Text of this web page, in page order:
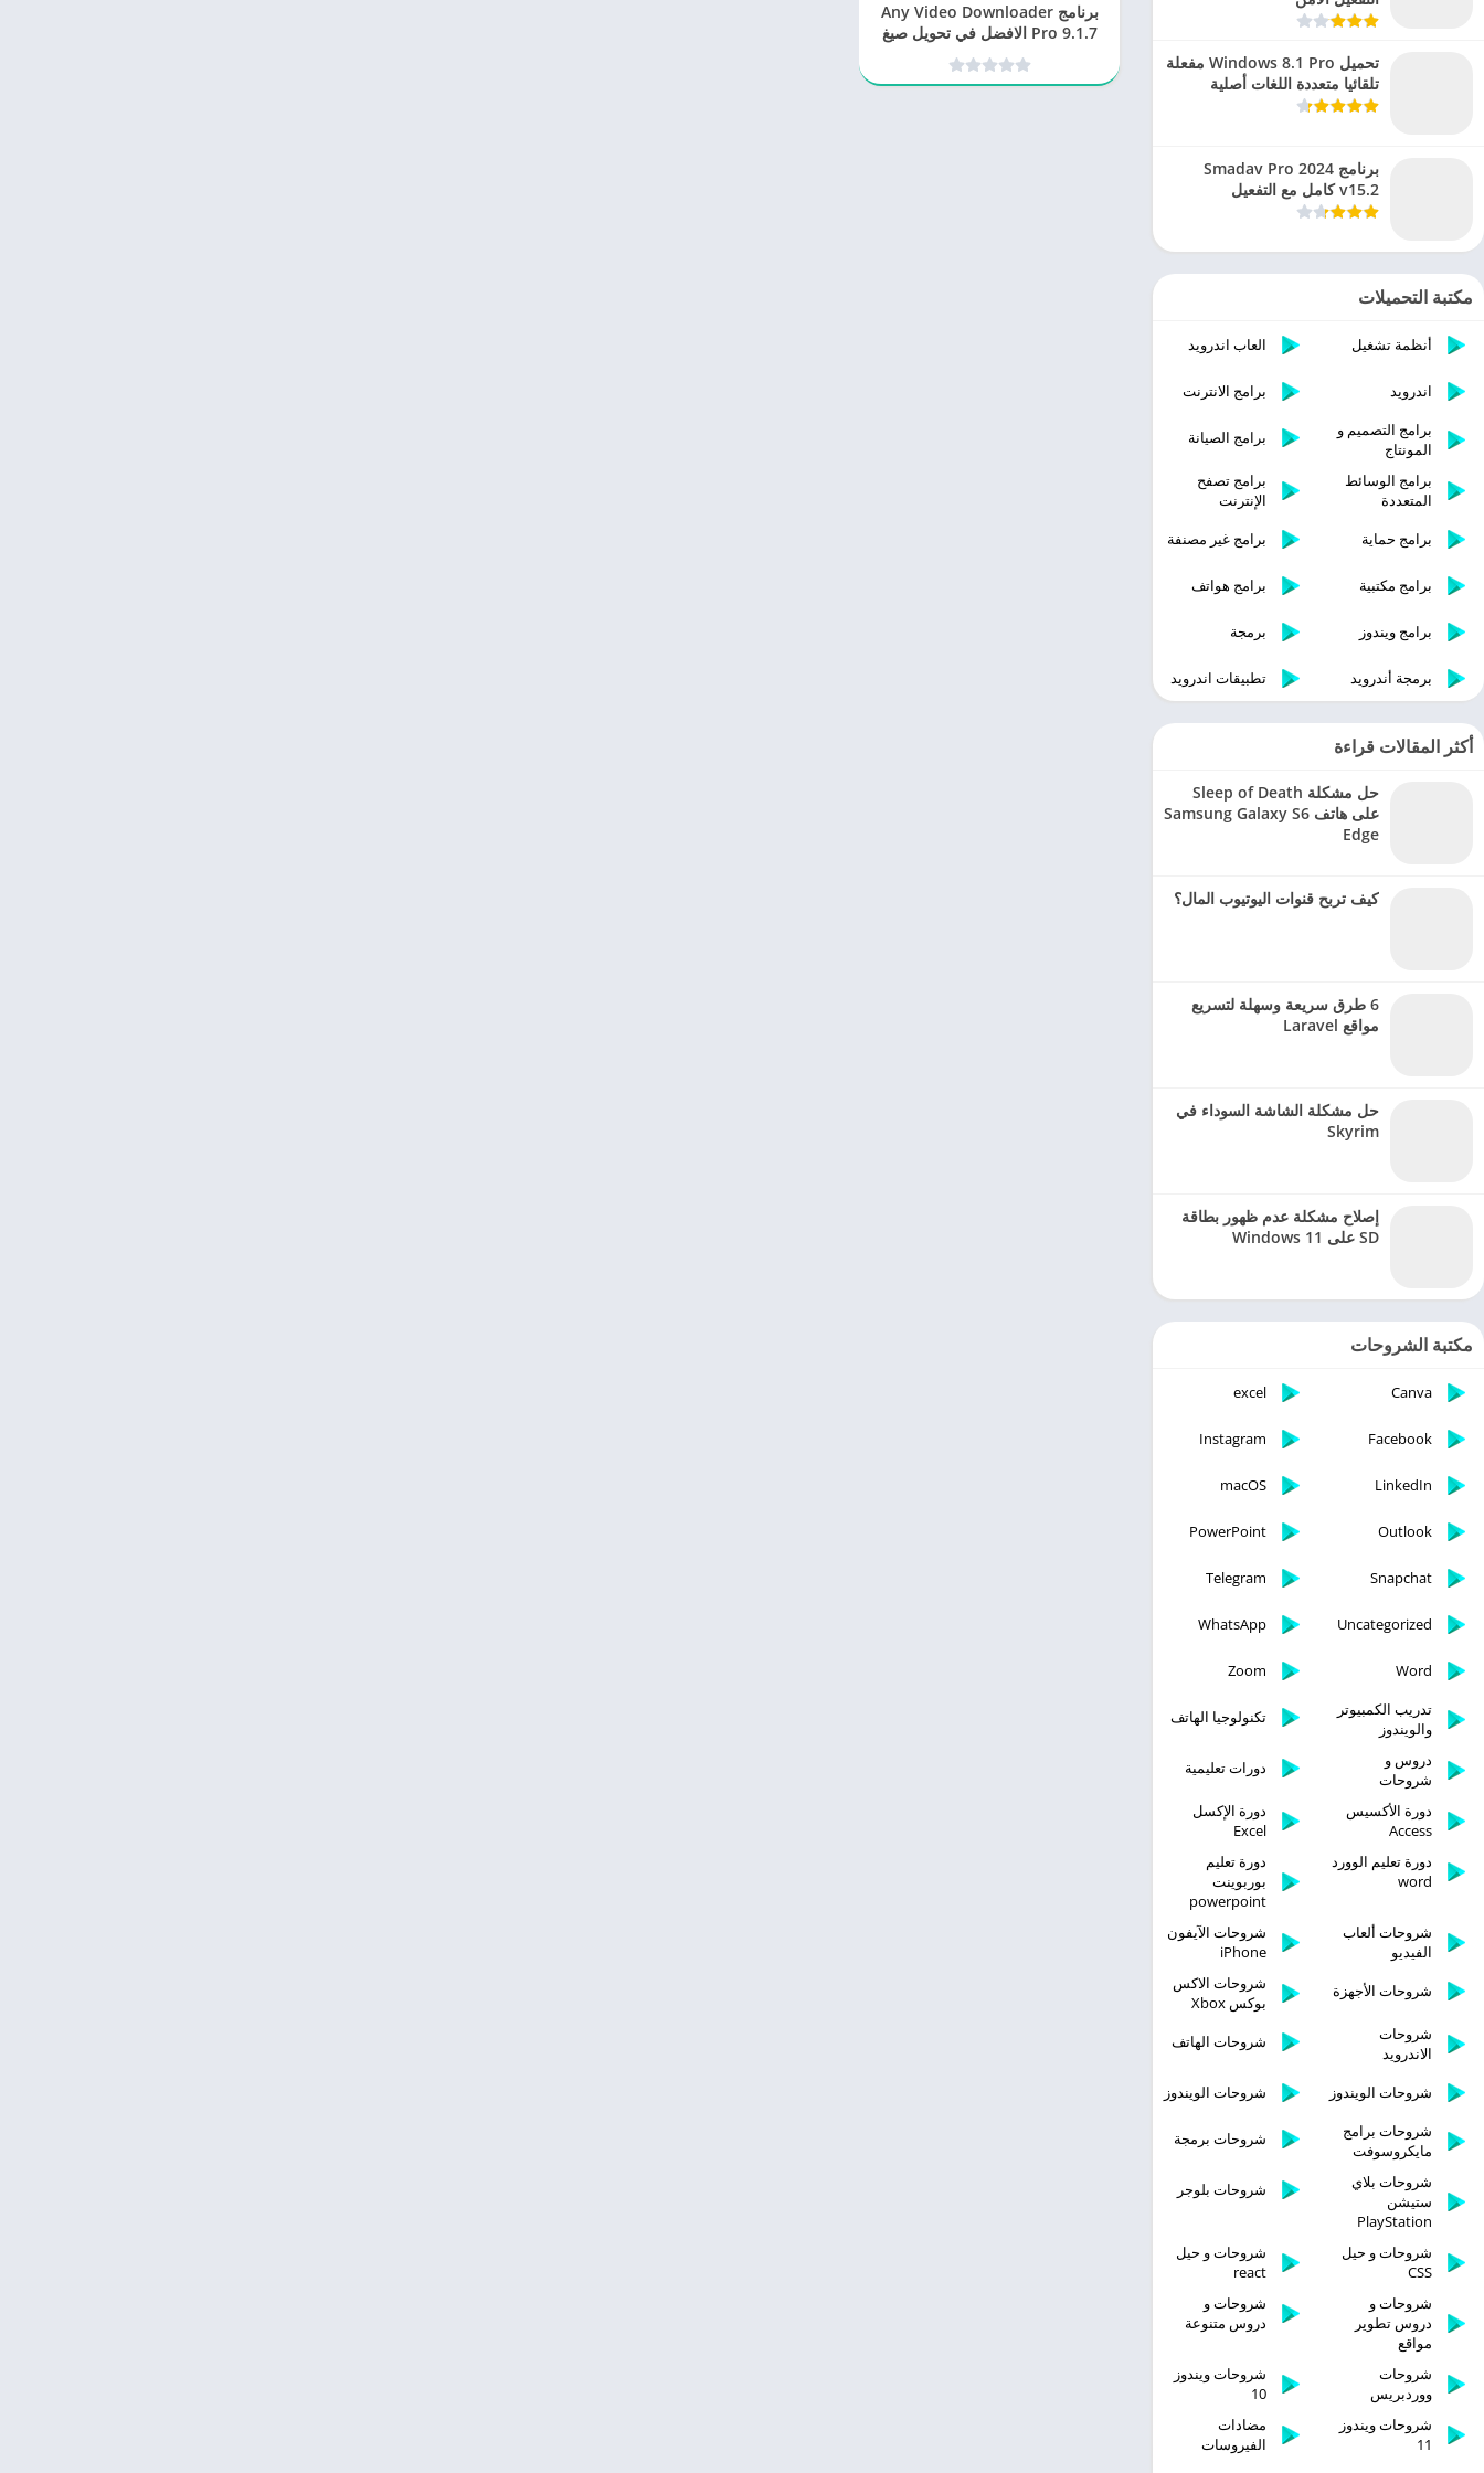
برنامج Any Video Downloader
Pro 9.1.7 الافضل في تحويل صيغ
الفيديو
تحميل Windows 8.1 Pro مفعلة
تلقائيا متعددة اللغات أصلية
برنامج Smadav Pro 2024
v15.2 كامل مع التفعيل
مكتبة التحميلات
أنظمة تشغيل العاب اندرويد
اندرويد
برامج الانترنت
برامج التصميم و
المونتاج
برامج الصيانة
برامج الوسائط
المتعددة
برامج تصفح
الإنترنت
برامج حماية
برامج غير مصنفة
برامج مكتبية برامج هواتف
برامج ويندوز برمجة
برمجة أندرويد تطبيقات اندرويد
أكثر المقالات قراءة
حل مشكلة Sleep of Death
على هاتف Samsung Galaxy S6
Edge
كيف تربح قنوات اليوتيوب المال؟
6 طرق سريعة وسهلة لتسريع
مواقع Laravel
حل مشكلة الشاشة السوداء في
Skyrim
إصلاح مشكلة عدم ظهور بطاقة
SD على Windows 11
مكتبة الشروحات
Canva
excel
Facebook
Instagram
LinkedIn
macOS
Outlook
PowerPoint
Snapchat
Telegram
Uncategorized
WhatsApp
Word
Zoom
تدريب الكمبيوتر
والويندوز
تكنولوجيا الهاتف
دروس و
شروحات
دورات تعليمية
دورة الأكسيس
Access
دورة الإكسل
Excel
دورة تعليم الوورد
word
دورة تعليم
بوربوينت
powerpoint
شروحات ألعاب
الفيديو
شروحات الآيفون
iPhone
شروحات الأجهزة
شروحات الاكس
بوكس Xbox
شروحات
الاندرويد
شروحات الهاتف
شروحات الويندوز
شروحات الويندوز
شروحات برامج
مايكروسوفت
شروحات برمجة
شروحات بلاي
ستيشن
PlayStation
شروحات بلوجر
شروحات و حيل
CSS
شروحات و حيل
react
شروحات و
دروس تطوير
مواقع
شروحات و
دروس متنوعة
شروحات
ووردبريس
شروحات ويندوز
10
شروحات ويندوز
11
مضادات
الفيروسات